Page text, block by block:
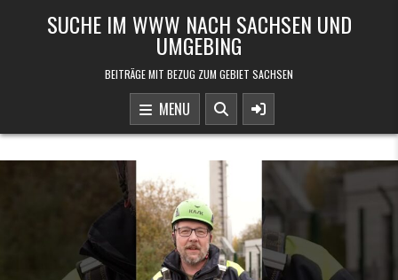
SUCHE IM WWW NACH SACHSEN UND
UMGEBING
BEITRÄGE MIT BEZUG ZUM GEBIET SACHSEN
MENU